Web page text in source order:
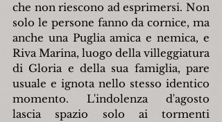
che non riescono ad esprimersi. Non
solo le persone fanno da cornice, ma
anche una Puglia amica e nemica, e
Riva Marina, luogo della villeggiatura
di Gloria e della sua famiglia, pare
usuale e ignota nello stesso identico
momento. L'indolenza d'agosto
lascia spazio solo ai tormenti